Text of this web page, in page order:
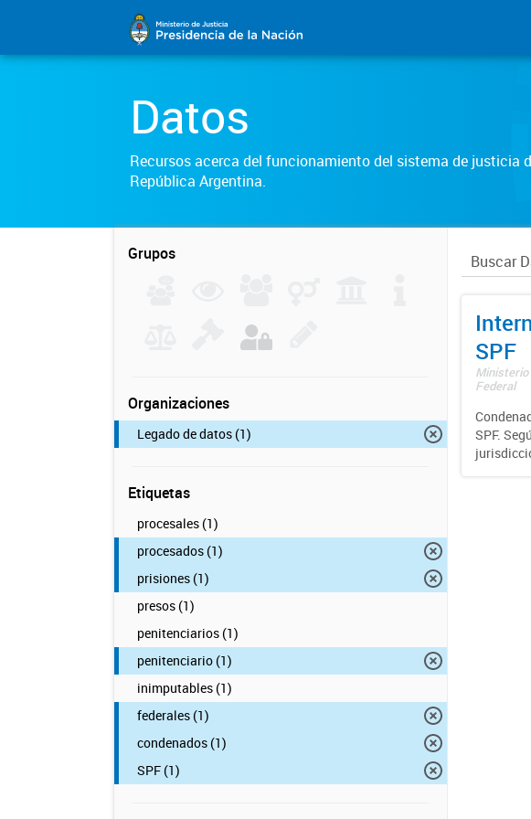
Datos
Recursos acerca del funcionamiento del sistema de justicia
República Argentina.
Grupos
Organizaciones
Legado de datos (1)
Etiquetas
procesales (1)
procesados (1)
prisiones (1)
presos (1)
penitenciarios (1)
penitenciario (1)
inimputables (1)
federales (1)
condenados (1)
SPF (1)
SPF
Ministerio
Federal
SPF.